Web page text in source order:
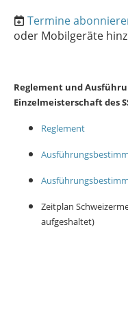
Termine
oder Mobilgeräte
Reglement und
Einzelmeisterschaft des
Reglement
Zeitplan
aufgeshaltet)